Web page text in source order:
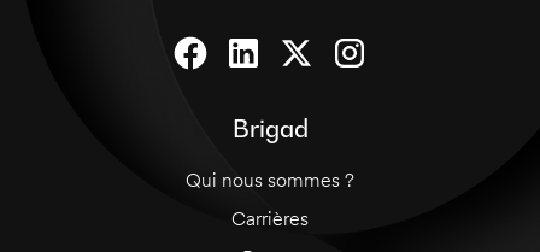
Brigad
Qui nous sommes ?
Carrières